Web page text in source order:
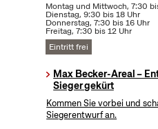
Montag und Mittwoch, 7:30
Dienstag, 9:30 bis 18 Uhr
Donnerstag, 7:30 bis 16 Uhr
Freitag, 7:30 bis 12 Uhr
Eintritt frei
Max Becker-Areal –
Sieger gekürt
Kommen Sie vorbei und
Siegerentwurf an.